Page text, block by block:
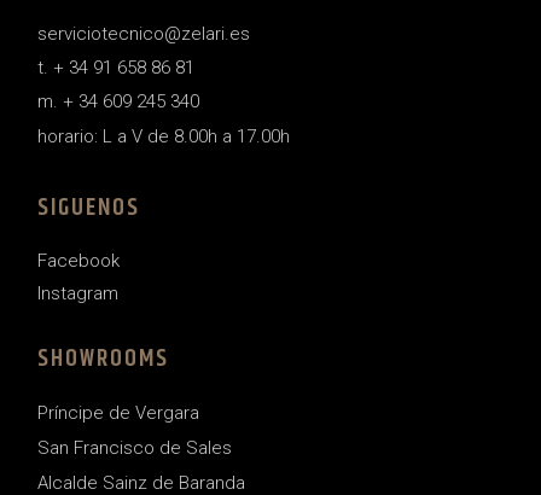
serviciotecnico@zelari.es
t. + 34 91 658 86 81
m. + 34 609 245 340
horario: L a V de 8.00h a 17.00h
SIGUENOS
Facebook
Instagram
SHOWROOMS
Príncipe de Vergara
San Francisco de Sales
Alcalde Sainz de Baranda